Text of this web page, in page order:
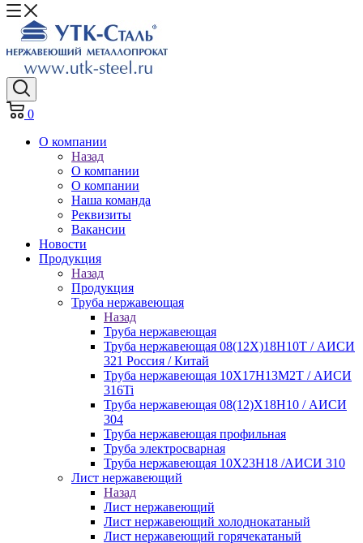
0
О компании
Назад
О компании
О компании
Наша команда
Реквизиты
Вакансии
Новости
Продукция
Назад
Продукция
Труба нержавеющая
Назад
Труба нержавеющая
Труба нержавеющая 08(12Х)18Н10Т / АИСИ
321 Россия / Китай
Труба нержавеющая 10Х17Н13М2Т / АИСИ
316Ti
Труба нержавеющая 08(12)Х18Н10 / АИСИ
304
Труба нержавеющая профильная
Труба электросварная
Труба нержавеющая 10Х23Н18 /АИСИ 310
Лист нержавеющий
Назад
Лист нержавеющий
Лист нержавеющий холоднокатаный
Лист нержавеющий горячекатаный